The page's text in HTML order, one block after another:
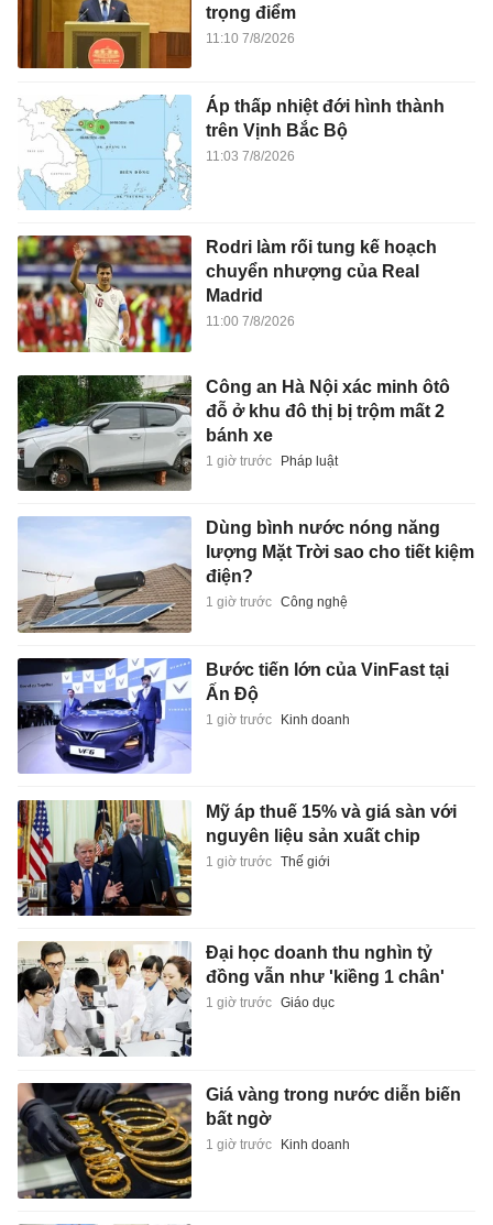
trọng điểm
11:10 7/8/2026
Áp thấp nhiệt đới hình thành
trên Vịnh Bắc Bộ
11:03 7/8/2026
Rodri làm rối tung kế hoạch
chuyển nhượng của Real
Madrid
11:00 7/8/2026
Công an Hà Nội xác minh ôtô
đỗ ở khu đô thị bị trộm mất 2
bánh xe
1 giờ trước Pháp luật
Dùng bình nước nóng năng
lượng Mặt Trời sao cho tiết kiệm
điện?
1 giờ trước Công nghệ
Bước tiến lớn của VinFast tại
Ấn Độ
1 giờ trước Kinh doanh
Mỹ áp thuế 15% và giá sàn với
nguyên liệu sản xuất chip
1 giờ trước Thế giới
Đại học doanh thu nghìn tỷ
đồng vẫn như 'kiềng 1 chân'
1 giờ trước Giáo dục
Giá vàng trong nước diễn biến
bất ngờ
1 giờ trước Kinh doanh